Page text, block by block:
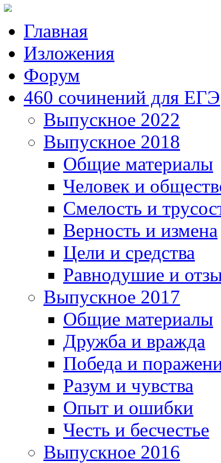
Главная
Изложения
Форум
460 сочинений для ЕГЭ
Выпускное 2022
Выпускное 2018
Общие материалы
Человек и
Смелость и
Верность и измена
Цели и средства
Равнодушие и
Выпускное 2017
Общие материалы
Дружба и вражда
Победа и
Разум и чувства
Опыт и ошибки
Честь и бесчестье
Выпускное 2016